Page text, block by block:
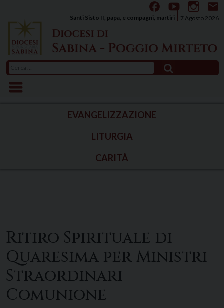
content
7 Agosto 2026
Santi Sisto II, papa, e compagni, martiri
per:
EVANGELIZZAZIONE
LITURGIA
CARITÀ
Ritiro Spirituale di
Quaresima per Ministri
Straordinari
Comunione